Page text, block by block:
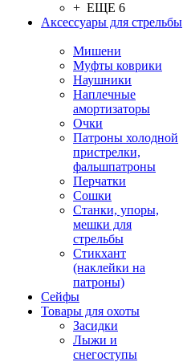
+ ЕЩЕ 6
Аксессуары для стрельбы
Мишени
Муфты коврики
Наушники
Наплечные
амортизаторы
Очки
Патроны холодной
пристрелки,
фальшпатроны
Перчатки
Сошки
Станки, упоры,
мешки для
стрельбы
Стикхант
(наклейки на
патроны)
Сейфы
Товары для охоты
Засидки
Лыжи и
снегоступы